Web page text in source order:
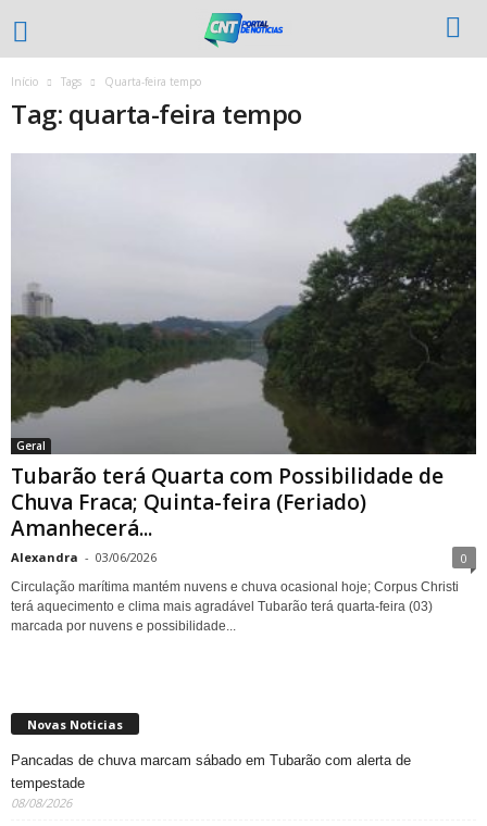
Início Tags Quarta-feira tempo
Tag: quarta-feira tempo
Geral
Tubarão terá Quarta com Possibilidade de
Chuva Fraca; Quinta-feira (Feriado)
Amanhecerá...
Alexandra - 03/06/2026 0
Circulação marítima mantém nuvens e chuva ocasional hoje; Corpus Christi
terá aquecimento e clima mais agradável Tubarão terá quarta-feira (03)
marcada por nuvens e possibilidade...
Novas Noticias
Pancadas de chuva marcam sábado em Tubarão com alerta de
tempestade
08/08/2026